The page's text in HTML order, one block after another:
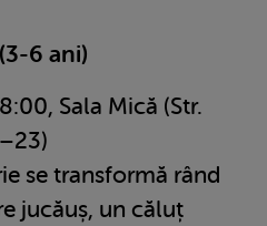
6 ani)
Sala Mică (Str.
se transformă rând
jucăuș, un căluț